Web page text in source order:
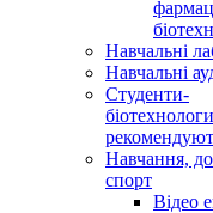
Навчальні
Навчальні
Студенти-
біотехнологи
Навчання,
спорт
Відео